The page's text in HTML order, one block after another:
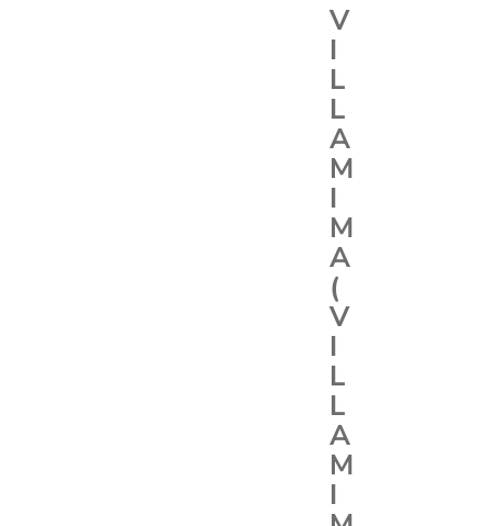
V
I
L
L
A
M
I
M
A
(
V
I
L
L
A
M
I